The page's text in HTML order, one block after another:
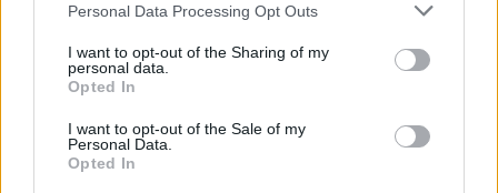
Personal Data Processing Opt Outs
I want to opt-out of the Sharing of my
personal data.
Opted In
I want to opt-out of the Sale of my
Personal Data.
Opted In